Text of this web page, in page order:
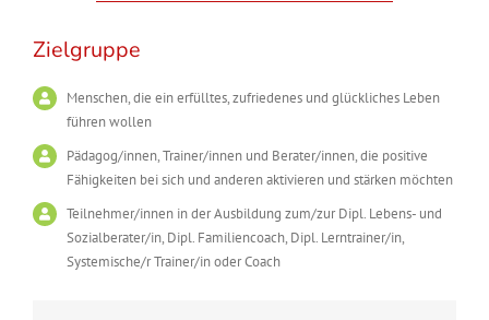
Zielgruppe
Menschen, die ein erfülltes, zufriedenes und glückliches Leben
führen wollen
Pädagog/innen, Trainer/innen und Berater/innen, die positive
Fähigkeiten bei sich und anderen aktivieren und stärken möchten
Teilnehmer/innen in der Ausbildung zum/zur Dipl. Lebens- und
Sozialberater/in, Dipl. Familiencoach, Dipl. Lerntrainer/in,
Systemische/r Trainer/in oder Coach